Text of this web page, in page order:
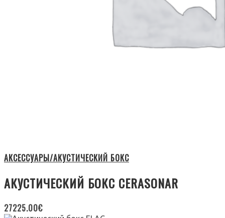
АКСЕССУАРЫ/АКУСТИЧЕСКИЙ БОКС
АКУСТИЧЕСКИЙ БОКС CERASONAR
27225.00€